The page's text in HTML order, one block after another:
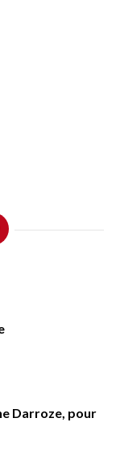
Darroze, pour